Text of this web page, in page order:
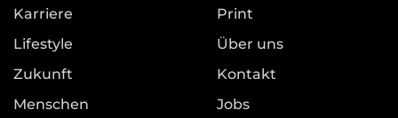
Karriere
Lifestyle
Zukunft
Menschen
Print
Über uns
Kontakt
Jobs